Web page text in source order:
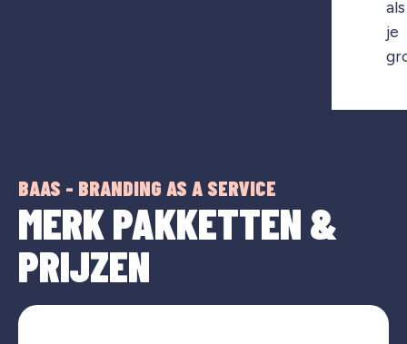
als
je
BAAS - BRANDING AS A SERVICE
MERK PAKKETTEN &
PRIJZEN